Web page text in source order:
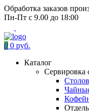
Обработка заказов
Пн-Пт с 9.00 до 18:00
0 0 руб.
Каталог
Сервировка